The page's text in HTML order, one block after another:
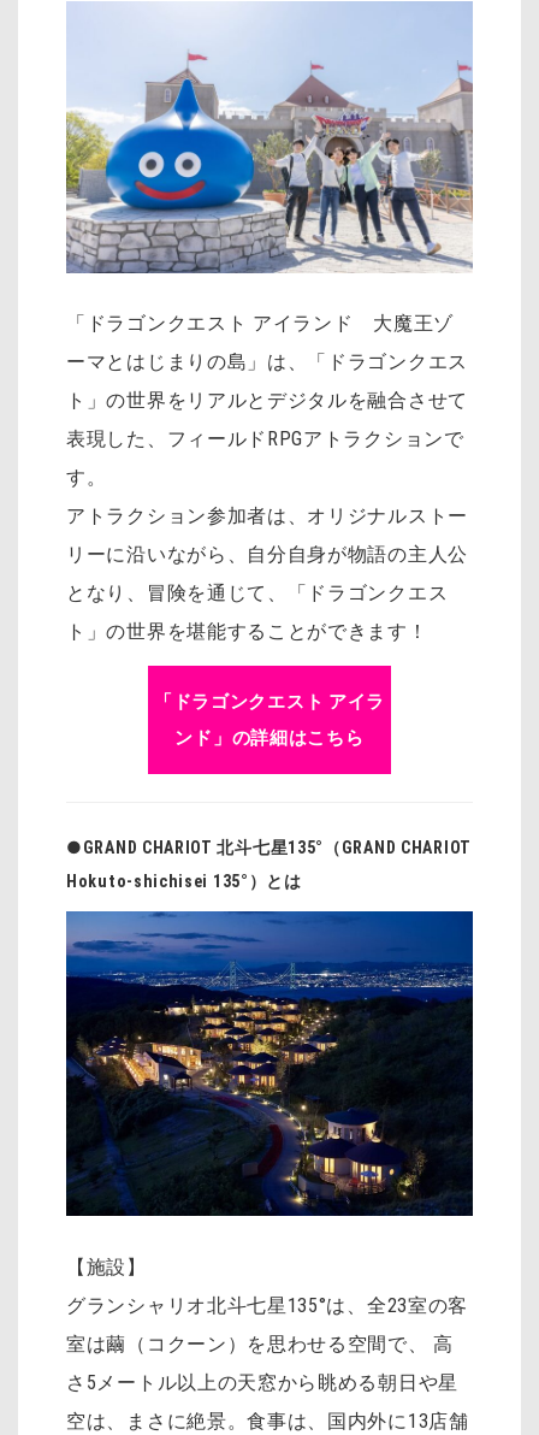
「ドラゴンクエスト アイランド 大魔王ゾ
ーマとはじまりの島」は、「ドラゴンクエス
ト」の世界をリアルとデジタルを融合させて
表現した、フィールドRPGアトラクションで
す。
アトラクション参加者は、オリジナルストー
リーに沿いながら、自分自身が物語の主人公
となり、冒険を通じて、「ドラゴンクエス
ト」の世界を堪能することができます！
「ドラゴンクエスト アイラ
ンド」の詳細はこちら
●GRAND CHARIOT 北斗七星135°（GRAND CHARIOT
Hokuto-shichisei 135°）とは
【施設】
グランシャリオ北斗七星135°は、全23室の客
室は繭（コクーン）を思わせる空間で、 高
さ5メートル以上の天窓から眺める朝日や星
空は、まさに絶景。食事は、国内外に13店舗